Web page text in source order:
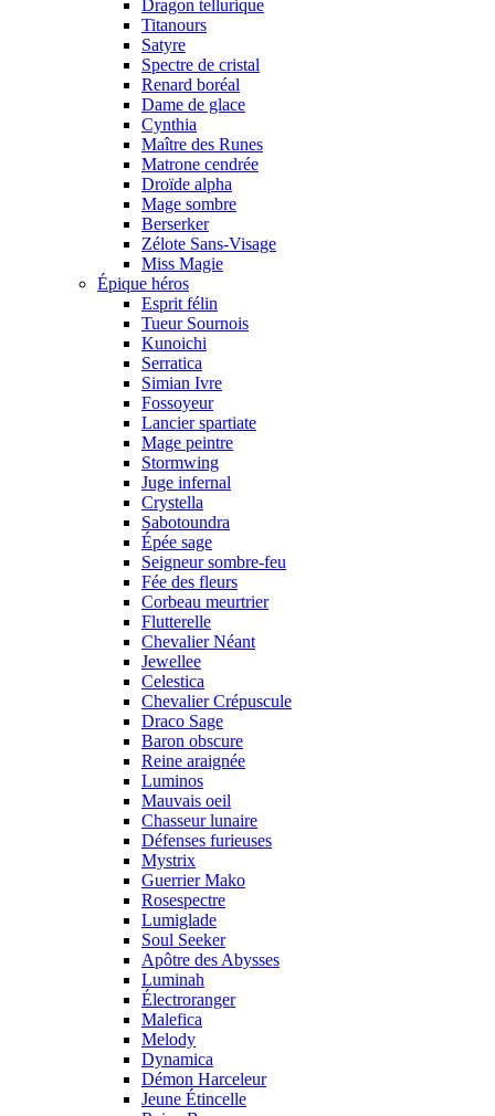
Dragon tellurique
Titanours
Satyre
Spectre de cristal
Renard boréal
Dame de glace
Cynthia
Maître des Runes
Matrone cendrée
Droïde alpha
Mage sombre
Berserker
Zélote Sans-Visage
Miss Magie
Épique héros
Esprit félin
Tueur Sournois
Kunoichi
Serratica
Simian Ivre
Fossoyeur
Lancier spartiate
Mage peintre
Stormwing
Juge infernal
Crystella
Sabotoundra
Épée sage
Seigneur sombre-feu
Fée des fleurs
Corbeau meurtrier
Flutterelle
Chevalier Néant
Jewellee
Celestica
Chevalier Crépuscule
Draco Sage
Baron obscure
Reine araignée
Luminos
Mauvais oeil
Chasseur lunaire
Défenses furieuses
Mystrix
Guerrier Mako
Rosespectre
Lumiglade
Soul Seeker
Apôtre des Abysses
Luminah
Électroranger
Malefica
Melody
Dynamica
Démon Harceleur
Jeune Étincelle